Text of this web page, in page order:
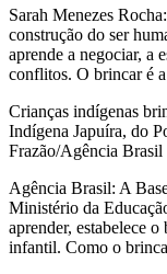
Sarah Menezes
construção do ser
aprende a negociar, a
conflitos. O brincar é
Crianças indígenas
Indígena Japuíra, do
Frazão/Agência Brasil
Agência Brasil: A
Ministério da
aprender, estabelece
infantil. Como o